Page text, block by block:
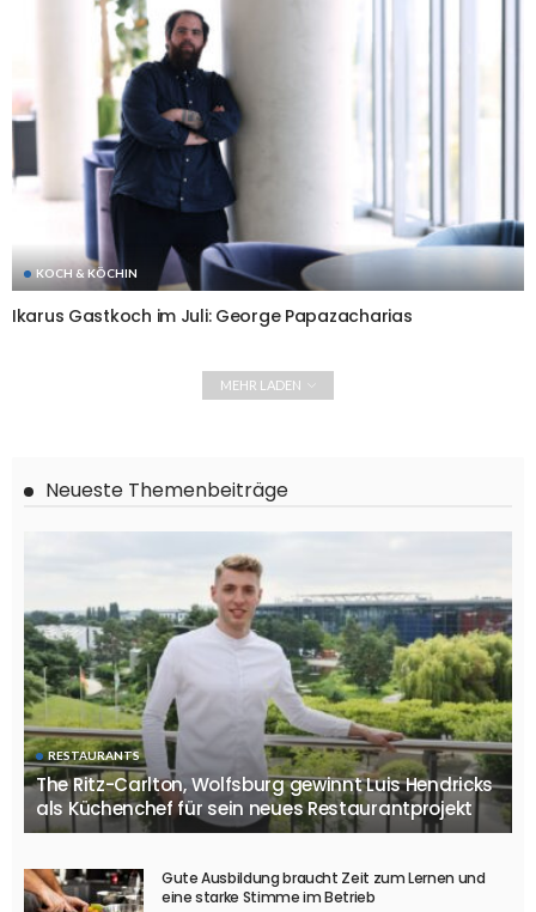
KOCH & KÖCHIN
Ikarus Gastkoch im Juli: George Papazacharias
MEHR LADEN
Neueste Themenbeiträge
RESTAURANTS
The Ritz-Carlton, Wolfsburg gewinnt Luis Hendricks
als Küchenchef für sein neues Restaurantprojekt
Gute Ausbildung braucht Zeit zum Lernen und
eine starke Stimme im Betrieb